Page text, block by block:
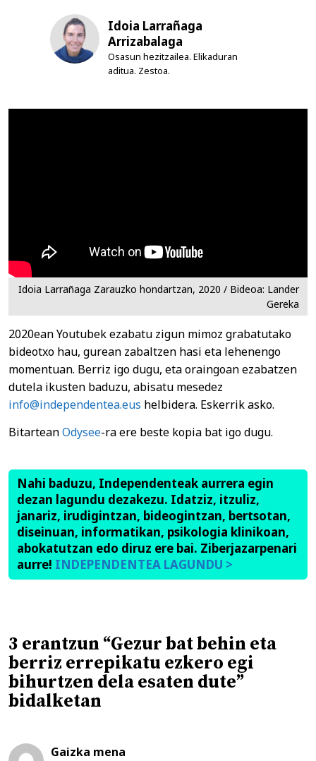
Idoia Larrañaga
Arrizabalaga
Osasun hezitzailea. Elikaduran
aditua. Zestoa.
Idoia Larrañaga Zarauzko hondartzan, 2020 / Bideoa: Lander
Gereka
2020ean Youtubek ezabatu zigun mimoz grabatutako
bideotxo hau, gurean zabaltzen hasi eta lehenengo
momentuan. Berriz igo dugu, eta oraingoan ezabatzen
dutela ikusten baduzu, abisatu mesedez
info@independentea.eus helbidera. Eskerrik asko.
BitarteanOdysee-ra ere beste kopia bat igo dugu.
Nahi baduzu, Independenteak aurrera egin
dezan lagundu dezakezu. Idatziz, itzuliz,
janariz, irudigintzan, bideogintzan, bertsotan,
diseinuan, informatikan, psikologia klinikoan,
abokatutzan edo diruz ere bai. Ziberjazarpenari
aurre! INDEPENDENTEA LAGUNDU >
3 erantzun “Gezur bat behin eta
berriz errepikatu ezkero egi
bihurtzen dela esaten dute”
bidalketan
Gaizka mena